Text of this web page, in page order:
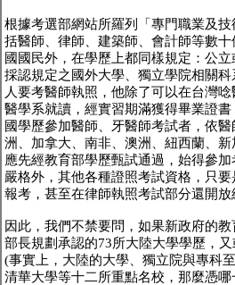
根據考選部網站所羅列「專門職業及
括醫師、律師、建築師、會計師等數
國國民外，在學歷上都同樣規定：公
採認規定之國外大學、獨立學院相關
人要考醫師執照，他除了可以在台灣
醫學系就讀，經實習期滿獲得畢業證
國學歷參加醫師、牙醫師考試者，依
洲、加拿大、南非、澳洲、紐西蘭、
應先經教育部學歷甄試通過，始得參
嚴格外，其他各種證照考試資格，只
報考，甚至在律師執照考試部分還開放
因此，我們不禁要問，如果新政府的
部長規劃承認的73所大陸大學學歷，
(事實上，大陸的大學、獨立院與專科
清華大學等十二所重點名校，那麼憑